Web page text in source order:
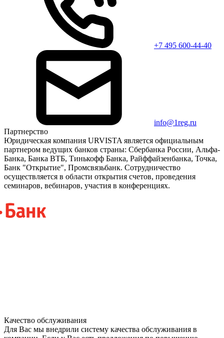
+7 495 600-44-40
info@1reg.ru
Партнерство
Юридическая компания URVISTA является официальным
партнером ведущих банков страны: Сбербанка России, Альфа-
Банка, Банка ВТБ, Тинькофф Банка, Райффайзенбанка, Точка,
Банк "Открытие", Промсвязьбанк. Сотрудничество
осуществляется в области открытия счетов, проведения
семинаров, вебинаров, участия в конференциях.
Качество обслуживания
Для Вас мы внедрили систему качества обслуживания в